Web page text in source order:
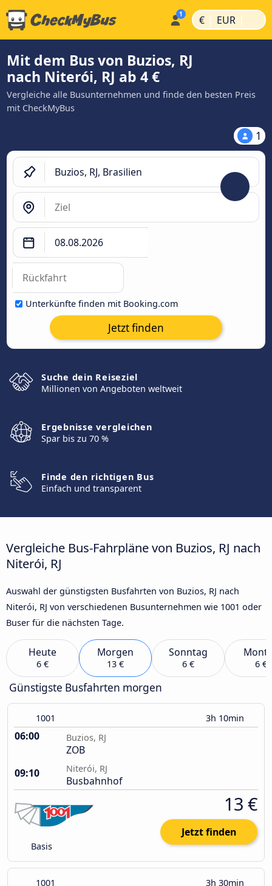
€ | EUR |
Mit dem Bus von Buzios, RJ
nach Niterói, RJ ab 4 €
Vergleiche alle Busunternehmen und finde den besten Preis
mit CheckMyBus
1
Unterkünfte finden mit Booking.com
Jetzt finden
Suche dein Reiseziel
Millionen von Angeboten weltweit
Ergebnisse vergleichen
Spar bis zu 70 %
Finde den richtigen Bus
Einfach und transparent
Vergleiche Bus-Fahrpläne von Buzios, RJ nach
Niterói, RJ
Auswahl der günstigsten Busfahrten von Buzios, RJ nach
Niterói, RJ von verschiedenen Busunternehmen wie 1001 oder
Buser für die nächsten Tage.
Heute
6 €
Morgen
13 €
Sonntag
6 € 6 €
Günstigste Busfahrten morgen
1001 3h 10min
06:00 Buzios, RJ
ZOB
09:10
Niterói, RJ
Busbahnhof
Basis
13 €
Jetzt finden
1001 3h 30min